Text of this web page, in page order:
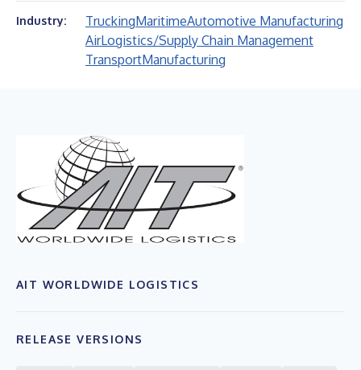
Industry: TruckingMaritimeAutomotive Manufacturing
AirLogistics/Supply Chain Management
TransportManufacturing
AIT WORLDWIDE LOGISTICS
RELEASE VERSIONS